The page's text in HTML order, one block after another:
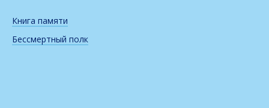
Книга памяти
Бессмертный полк